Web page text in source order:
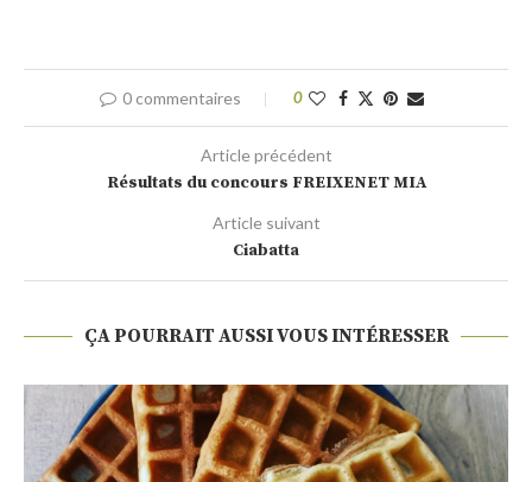
0 commentaires 0
Article précédent
Résultats du concours FREIXENET MIA
Article suivant
Ciabatta
ÇA POURRAIT AUSSI VOUS INTÉRESSER